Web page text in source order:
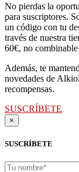
No pierdas la
para suscriptores.
un código con tu
través de nuestra
60€, no
Además, te
novedades de
recompensas.
SUSCRÍBETE
×
SUSCRÍBETE